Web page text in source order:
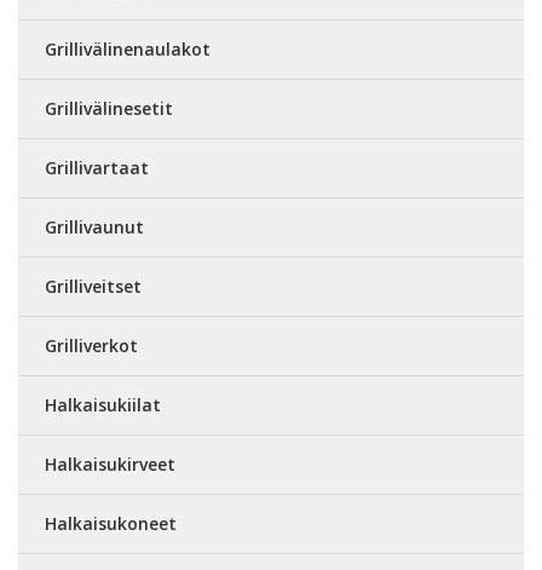
Grillivälinenaulakot
Grillivälinesetit
Grillivartaat
Grillivaunut
Grilliveitset
Grilliverkot
Halkaisukiilat
Halkaisukirveet
Halkaisukoneet